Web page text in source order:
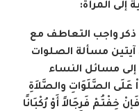
إلى المرأة:
ذكر واجب التعاطف مع
مسألة الصلوات
مسائل النساء
عَلَى الصَّلَوَاتِ والصَّلاَةِ
وَقُومُواْ لِلّهِ قَانِتِينَ (238) فَإنْ خِفْتُمْ فَرِجَالاً أَوْ رُكْبَانًا